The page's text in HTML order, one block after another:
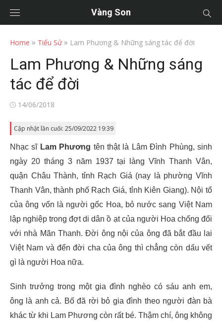
Vàng Son
Home » Tiểu Sử» Lam Phương & Những sáng tác để đời
Lam Phương & Những sáng
tác để đời
Posted
14/06/2018
Cập nhật lần cuối: 25/09/2022 19:39
Nhạc sĩ Lam Phương tên thật là Lâm Đình Phùng, sinh
ngày 20 tháng 3 năm 1937 tại làng Vĩnh Thanh Vân,
quận Châu Thành, tỉnh Rạch Giá (nay là phường Vĩnh
Thanh Vân, thành phố Rạch Giá, tỉnh Kiên Giang). Nội tổ
của ông vốn là người gốc Hoa, bỏ nước sang Việt Nam
lập nghiệp trong đợt di dân ồ ạt của người Hoa chống đối
với nhà Mãn Thanh. Đời ông nội của ông đã bắt đầu lai
Việt Nam và đến đời cha của ông thì chẳng còn dấu vết
gì là người Hoa nữa.
Sinh trưởng trong một gia đình nghèo có sáu anh em,
ông là anh cả. Bố đã rời bỏ gia đình theo người đàn bà
khác từ khi Lam Phương còn rất bé. Thậm chí, ông không